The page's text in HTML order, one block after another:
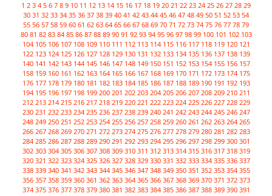
1 2 3 4 5 6 7 8 9 10 11 12 13 14 15 16 17 18 19 20 21 22 23 24 25 26 27 28 29
30 31 32 33 34 35 36 37 38 39 40 41 42 43 44 45 46 47 48 49 50 51 52 53 54
55 56 57 58 59 60 61 62 63 64 65 66 67 68 69 70 71 72 73 74 75 76 77 78 79
80 81 82 83 84 85 86 87 88 89 90 91 92 93 94 95 96 97 98 99 100 101 102 103
104 105 106 107 108 109 110 111 112 113 114 115 116 117 118 119 120 121
122 123 124 125 126 127 128 129 130 131 132 133 134 135 136 137 138 139
140 141 142 143 144 145 146 147 148 149 150 151 152 153 154 155 156 157
158 159 160 161 162 163 164 165 166 167 168 169 170 171 172 173 174 175
176 177 178 179 180 181 182 183 184 185 186 187 188 189 190 191 192 193
194 195 196 197 198 199 200 201 202 203 204 205 206 207 208 209 210 211
212 213 214 215 216 217 218 219 220 221 222 223 224 225 226 227 228 229
230 231 232 233 234 235 236 237 238 239 240 241 242 243 244 245 246 247
248 249 250 251 252 253 254 255 256 257 258 259 260 261 262 263 264 265
266 267 268 269 270 271 272 273 274 275 276 277 278 279 280 281 282 283
284 285 286 287 288 289 290 291 292 293 294 295 296 297 298 299 300 301
302 303 304 305 306 307 308 309 310 311 312 313 314 315 316 317 318 319
320 321 322 323 324 325 326 327 328 329 330 331 332 333 334 335 336 337
338 339 340 341 342 343 344 345 346 347 348 349 350 351 352 353 354 355
356 357 358 359 360 361 362 363 364 365 366 367 368 369 370 371 372 373
374 375 376 377 378 379 380 381 382 383 384 385 386 387 388 389 390 391